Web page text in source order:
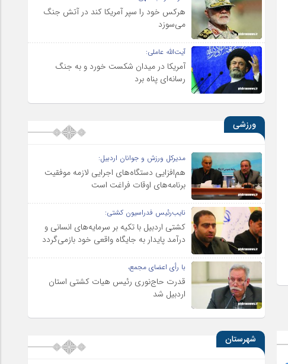
هرکس خود را سپر آمریکا کند در آتش جنگ
می‌سوزد
آیت‌الله عاملی:
آمریکا در میدان شکست خورد و به جنگ
رسانه‌ای پناه برد
ورزشی
مدیرکل ورزش و جوانان اردبیل:
هم‌افزایی دستگاه‌های اجرایی لازمه موفقیت
برنامه‌های اوقات فراغت است
نایب‌رئیس فدراسیون کشتی:
کشتی اردبیل با تکیه بر سرمایه‌های انسانی و
درآمد پایدار به جایگاه واقعی خود بازمی‌گردد
با رأی اعضای مجمع،
قدرت حاج‌نوری رئیس هیات کشتی استان
اردبیل شد
شهرستان